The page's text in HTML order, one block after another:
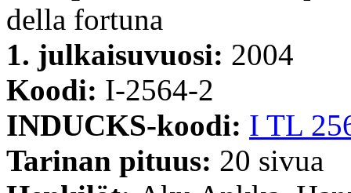
della fortuna
1. julkaisuvuosi: 2004
Koodi: I-2564-2
INDUCKS-koodi: I TL
Tarinan pituus: 20 sivua